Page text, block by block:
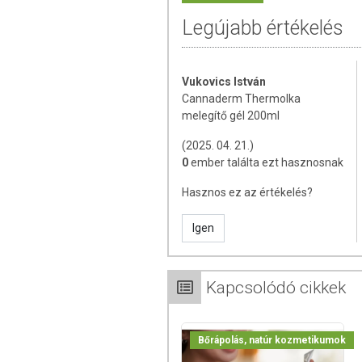
szintetikus tartósítószert és
ásványi olajok), genetikailag
szűrőt.
ALKALMAZÁS
Vékony rétegben vigye fel gélt az
alkalmazza nyálkahártyán, sérült
Alkalmazás után ala­posan mosson
Nem alkalmazható gyermekek
ÖSSZETEVŐK
Víz, Denaturált alkohol, Orvosi kender
Hippocastanum), PEG-40 hidrogénezett
Eukaliptusz levél-olaj (Eucalyptus
kivonat (Capsicum Annuum),
TOVÁBBI TUDNIVALÓK
Legújabb értékelés
Vukovics István
Cannaderm Thermolka
melegítő gél 200ml
(2025. 04. 21.)
0ember találta ezt hasznosnak
Hasznos ez az értékelés?
Igen
Kapcsolódó cikkek
Bőrápolás, natúr kozmetikumok